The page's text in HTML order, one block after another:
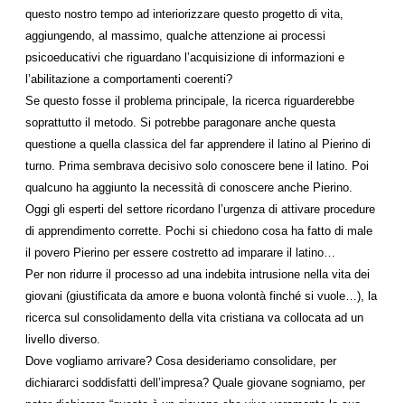
questo nostro tempo ad interiorizzare questo progetto di vita,
aggiungendo, al massimo, qualche attenzione ai processi
psicoeducativi che riguardano l’acquisizione di informazioni e
l’abilitazione a comportamenti coerenti?
Se questo fosse il problema principale, la ricerca riguarderebbe
soprattutto il metodo. Si potrebbe paragonare anche questa
questione a quella classica del far apprendere il latino al Pierino di
turno. Prima sembrava decisivo solo conoscere bene il latino. Poi
qualcuno ha aggiunto la necessità di conoscere anche Pierino.
Oggi gli esperti del settore ricordano l’urgenza di attivare procedure
di apprendimento corrette. Pochi si chiedono cosa ha fatto di male
il povero Pierino per essere costretto ad imparare il latino…
Per non ridurre il processo ad una indebita intrusione nella vita dei
giovani (giustificata da amore e buona volontà finché si vuole…), la
ricerca sul consolidamento della vita cristiana va collocata ad un
livello diverso.
Dove vogliamo arrivare? Cosa desideriamo consolidare, per
dichiararci soddisfatti dell’impresa? Quale giovane sogniamo, per